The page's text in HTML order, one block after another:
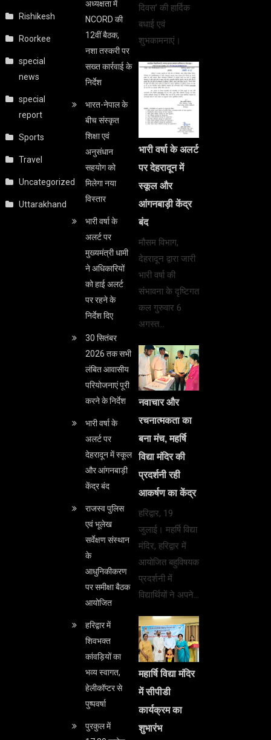
Rishikesh
Roorkee
special
news
special
report
Sports
Travel
Uncategorized
Uttarakhand
अध्यक्षता में
NCORD की
12वीं बैठक,
नशा तस्करी पर
सख्त कार्रवाई के
निर्देश
भारत-नेपाल के
बीच संस्कृत
शिक्षा एवं
अनुसंधान
सहयोग को
मिलेगा नया
विस्तार
भारी वर्षा के
अलर्ट पर
मुख्यमंत्री धामी
ने अधिकारियों
को हाई अलर्ट
पर रहने के
निर्देश दिए
30 सितंबर
2026 तक सभी
लंबित आवासीय
परियोजनाएं पूरी
करने के निर्देश
भारी वर्षा के
अलर्ट पर
देहरादून में स्कूल
और आंगनबाड़ी
केंद्र बंद
राजस्व पुलिस
एवं भूलेख
सर्वेक्षण संस्थान
के
आधुनिकीकरण
पर समीक्षा बैठक
आयोजित
हरिद्वार में
शिवभक्त
कांवड़ियों का
भव्य स्वागत,
हेलीकॉप्टर से
पुष्पवर्षा
पुरकुल में
दिवस’ की हार्दिक
बधाई एवं
शुभकामनाएं।
भारी वर्षा के अलर्ट
पर देहरादून में
स्कूल और
आंगनबाड़ी केंद्र
बंद
मौसम विभाग,
देहरादून द्वारा जारी
भारी वर्षा की
संभावना के दृष्टिगत
कल गुरुवार 6
अगस्त…
नवाचार और
रचनात्मकता का
बना मंच, महर्षि
विद्या मंदिर की
प्रदर्शनी रही
आकर्षण का केंद्र
हरिद्वार, 19
जुलाई। महर्षि विद्या
मंदिर, हरिद्वार में
आयोजित बहुविषयक
प्रदर्शनी में
विद्यार्थियों ने अपने…
महार्षि विद्या मंदिर
में सीपीडी
कार्यक्रम का
शुभारंभ